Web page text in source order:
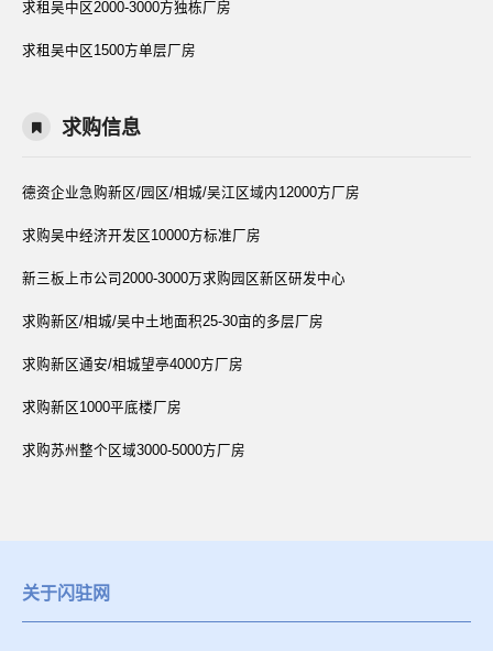
求租吴中区2000-3000方独栋厂房
求租吴中区1500方单层厂房
求购信息
德资企业急购新区/园区/相城/吴江区域内12000方厂房
求购吴中经济开发区10000方标准厂房
新三板上市公司2000-3000万求购园区新区研发中心
求购新区/相城/吴中土地面积25-30亩的多层厂房
求购新区通安/相城望亭4000方厂房
求购新区1000平底楼厂房
求购苏州整个区域3000-5000方厂房
关于闪驻网